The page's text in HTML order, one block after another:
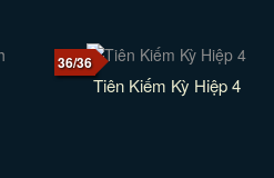
36/36
Tiên Kiếm Kỳ Hiệp 4